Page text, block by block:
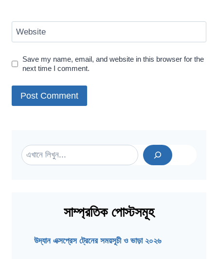
Website
Save my name, email, and website in this browser for the
next time I comment.
Search
সাম্প্রতিক পোস্টসমূহ
উদ্যান এক্সপ্রেস ট্রেনের সময়সূচী ও ভাড়া ২০২৬